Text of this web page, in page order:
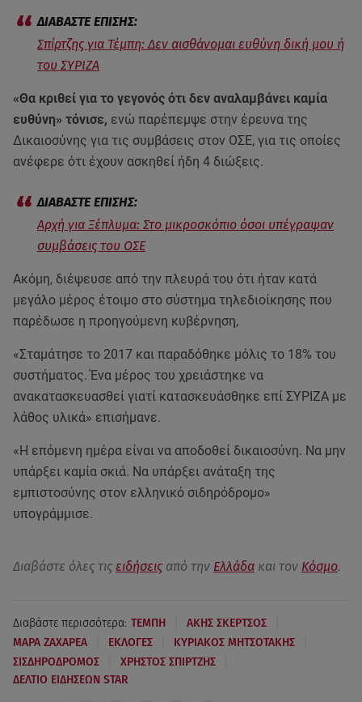
Σπίρτζης για Τέμπη: Δεν αισθάνομαι ευθύνη δική μου ή
του ΣΥΡΙΖΑ
«Θα κριθεί για το γεγονός ότι δεν αναλαμβάνει καμία
ευθύνη» τόνισε, ενώ παρέπεμψε στην έρευνα της
Δικαιοσύνης για τις συμβάσεις στον ΟΣΕ, για τις οποίες
ανέφερε ότι έχουν ασκηθεί ήδη 4 διώξεις.
Αρχή για Ξέπλυμα: Στο μικροσκόπιο όσοι υπέγραψαν
συμβάσεις του ΟΣΕ
Ακόμη, διέψευσε από την πλευρά του ότι ήταν κατά
μεγάλο μέρος έτοιμο στο σύστημα τηλεδιοίκησης που
παρέδωσε η προηγούμενη κυβέρνηση,
«Σταμάτησε το 2017 και παραδόθηκε μόλις το 18% του
συστήματος. Ένα μέρος του χρειάστηκε να
ανακατασκευασθεί γιατί κατασκευάσθηκε επί ΣΥΡΙΖΑ με
λάθος υλικά» επισήμανε.
«Η επόμενη ημέρα είναι να αποδοθεί δικαιοσύνη. Να μην
υπάρξει καμία σκιά. Να υπάρξει ανάταξη της
εμπιστοσύνης στον ελληνικό σιδηρόδρομο»
υπογράμμισε.
Διαβάστε όλες τις ειδήσεις από την Ελλάδα και τον Κόσμο.
Διαβάστε περισσότερα: ΤΕΜΠΗ ΑΚΗΣ ΣΚΕΡΤΣΟΣ
ΜΑΡΑ ΖΑΧΑΡΕΑ ΕΚΛΟΓΕΣ ΚΥΡΙΑΚΟΣ ΜΗΤΣΟΤΑΚΗΣ
ΣΙΣΔΗΡΟΔΡΟΜΟΣ ΧΡΗΣΤΟΣ ΣΠΙΡΤΖΗΣ
ΔΕΛΤΙΟ ΕΙΔΗΣΕΩΝ STAR